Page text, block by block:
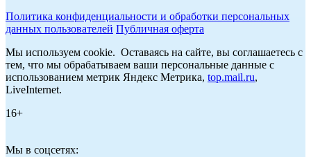
Политика конфиденциальности и обработки персональных
данных пользователей Публичная оферта
Мы используем cookie. Оставаясь на сайте, вы соглашаетесь с
тем, что мы обрабатываем ваши персональные данные с
использованием метрик Яндекс Метрика, top.mail.ru,
LiveInternet.
16+
Мы в соцсетях: